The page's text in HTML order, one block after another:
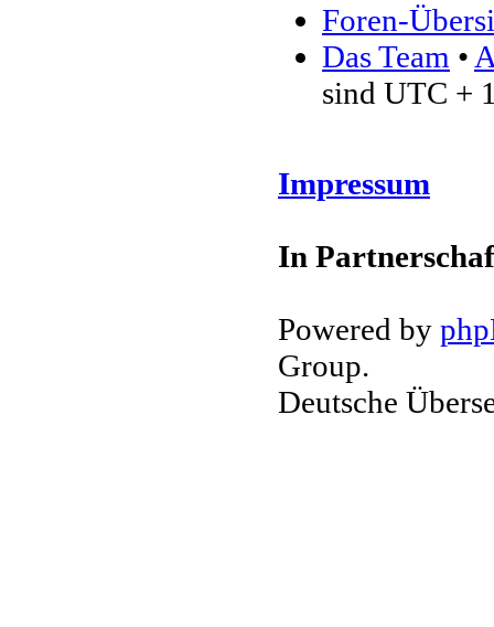
Foren-
Das Team •
sind UTC +
Impressum
In
Powered by
Group.
Deutsche